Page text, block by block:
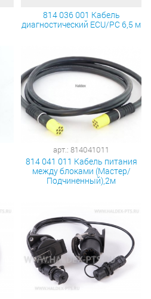
814 036 001 Кабель
диагностический ECU/PC 6,5 м
арт.: 814041011
814 041 011 Кабель питания
между блоками (Мастер/
Подчиненный),2м